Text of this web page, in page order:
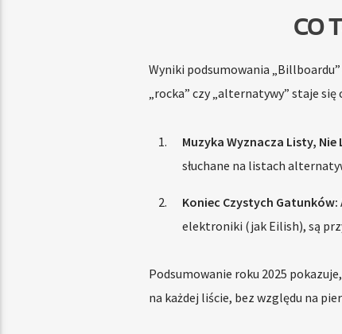
CO
Wyniki podsumowania
„rocka” czy „alternatywy” staje się
Muzyka Wyznacza Listy, Nie
słuchane na listach
Koniec Czystych Gatunków:
elektroniki (jak Eilish), są
Podsumowanie roku 2025
na każdej liście, bez względu na